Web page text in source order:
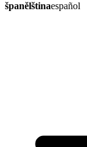
španělštinaespañol